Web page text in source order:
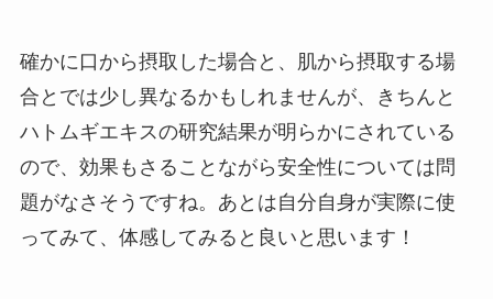
確かに口から摂取した場合と、肌から摂取する場
合とでは少し異なるかもしれませんが、きちんと
ハトムギエキスの研究結果が明らかにされている
ので、効果もさることながら安全性については問
題がなさそうですね。あとは自分自身が実際に使
ってみて、体感してみると良いと思います！